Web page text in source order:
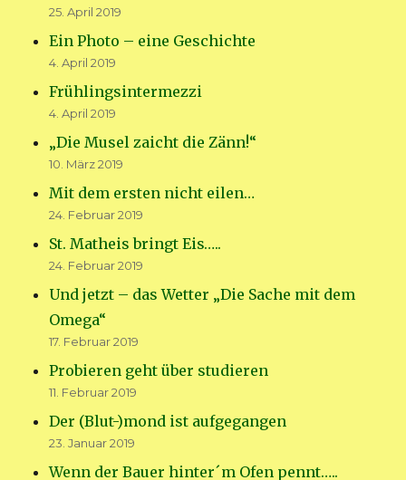
25. April 2019
Ein Photo – eine Geschichte
4. April 2019
Frühlingsintermezzi
4. April 2019
„Die Musel zaicht die Zänn!“
10. März 2019
Mit dem ersten nicht eilen…
24. Februar 2019
St. Matheis bringt Eis…..
24. Februar 2019
Und jetzt – das Wetter „Die Sache mit dem
Omega“
17. Februar 2019
Probieren geht über studieren
11. Februar 2019
Der (Blut-)mond ist aufgegangen
23. Januar 2019
Wenn der Bauer hinter´m Ofen pennt…..